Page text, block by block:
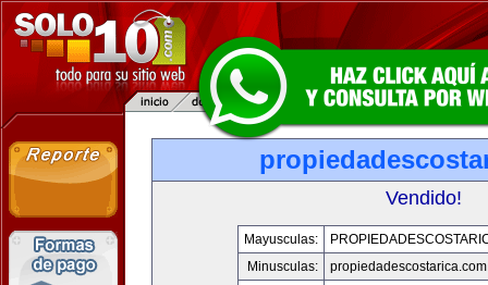
Vendido!
Mayusculas:
Minusculas:
propiedadescostarica.com